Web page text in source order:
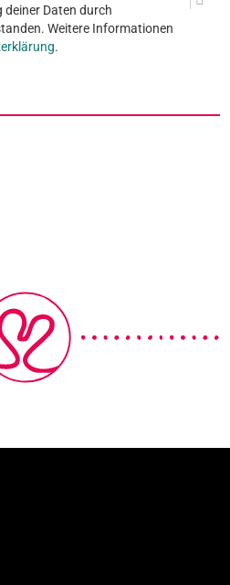
deiner Daten durch
Weitere Informationen
.